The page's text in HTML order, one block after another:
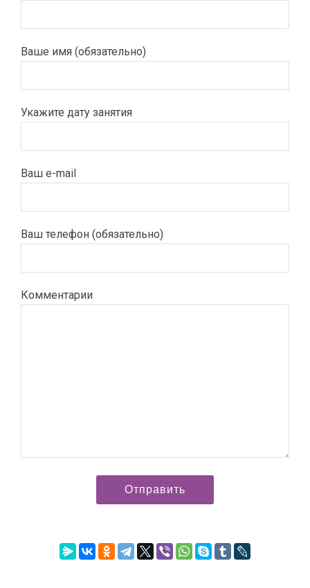
Ваше имя (обязательно)
Укажите дату занятия
Ваш e-mail
Ваш телефон (обязательно)
Комментарии